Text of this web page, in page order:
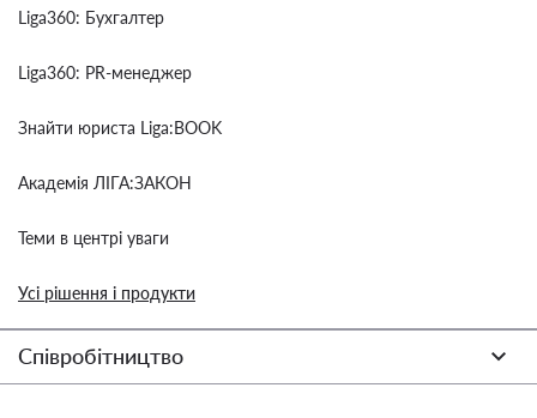
Liga360: Бухгалтер
Liga360: PR-менеджер
Знайти юриста Liga:BOOK
Академія ЛІГА:ЗАКОН
Теми в центрі уваги
Усі рішення і продукти
Співробітництво